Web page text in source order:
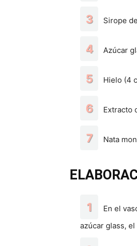
Sirope
Azúcar
Hielo (4
Extracto
Nata
En el
azúcar glass,